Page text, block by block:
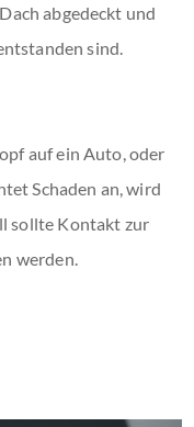
abgedeckt und
sind.
auf ein Auto, oder
Schaden an, wird
sollte Kontakt zur
werden.